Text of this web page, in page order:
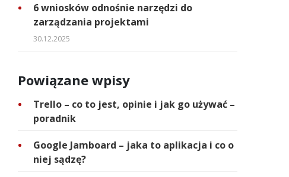
6 wniosków odnośnie narzędzi do
zarządzania projektami
30.12.2025
Powiązane wpisy
Trello – co to jest, opinie i jak go używać –
poradnik
Google Jamboard – jaka to aplikacja i co o
niej sądzę?